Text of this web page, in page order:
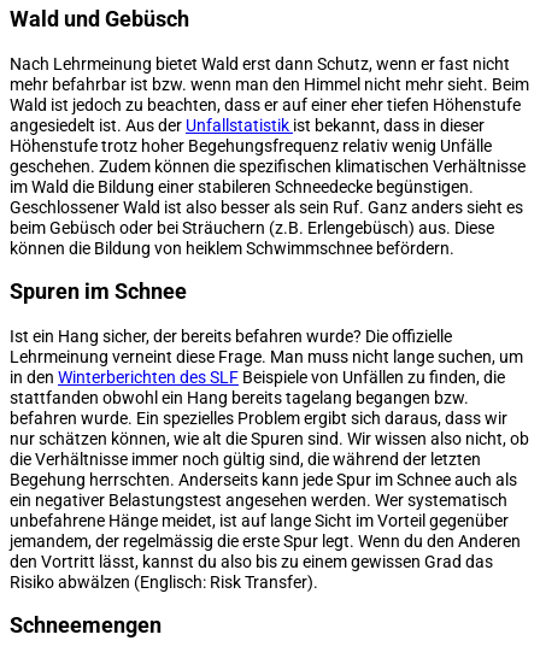
Wald und Gebüsch
Nach Lehrmeinung bietet Wald erst dann Schutz, wenn er fast nicht
mehr befahrbar ist bzw. wenn man den Himmel nicht mehr sieht. Beim
Wald ist jedoch zu beachten, dass er auf einer eher tiefen Höhenstufe
angesiedelt ist. Aus der Unfallstatistik ist bekannt, dass in dieser
Höhenstufe trotz hoher Begehungsfrequenz relativ wenig Unfälle
geschehen. Zudem können die spezifischen klimatischen Verhältnisse
im Wald die Bildung einer stabileren Schneedecke begünstigen.
Geschlossener Wald ist also besser als sein Ruf. Ganz anders sieht es
beim Gebüsch oder bei Sträuchern (z.B. Erlengebüsch) aus. Diese
können die Bildung von heiklem Schwimmschnee befördern.
Spuren im Schnee
Ist ein Hang sicher, der bereits befahren wurde? Die offizielle
Lehrmeinung verneint diese Frage. Man muss nicht lange suchen, um
in den Winterberichten des SLF Beispiele von Unfällen zu finden, die
stattfanden obwohl ein Hang bereits tagelang begangen bzw.
befahren wurde. Ein spezielles Problem ergibt sich daraus, dass wir
nur schätzen können, wie alt die Spuren sind. Wir wissen also nicht, ob
die Verhältnisse immer noch gültig sind, die während der letzten
Begehung herrschten. Anderseits kann jede Spur im Schnee auch als
ein negativer Belastungstest angesehen werden. Wer systematisch
unbefahrene Hänge meidet, ist auf lange Sicht im Vorteil gegenüber
jemandem, der regelmässig die erste Spur legt. Wenn du den Anderen
den Vortritt lässt, kannst du also bis zu einem gewissen Grad das
Risiko abwälzen (Englisch: Risk Transfer).
Schneemengen